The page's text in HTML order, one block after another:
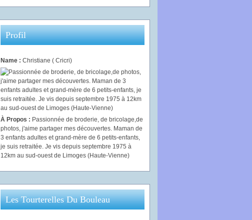
Profil
Name : Christiane ( Cricri)
À Propos : Passionnée de broderie, de bricolage,de
photos, j'aime partager mes découvertes. Maman de
3 enfants adultes et grand-mère de 6 petits-enfants,
je suis retraitée. Je vis depuis septembre 1975 à
12km au sud-ouest de Limoges (Haute-Vienne)
Les Tourterelles Du Bouleau